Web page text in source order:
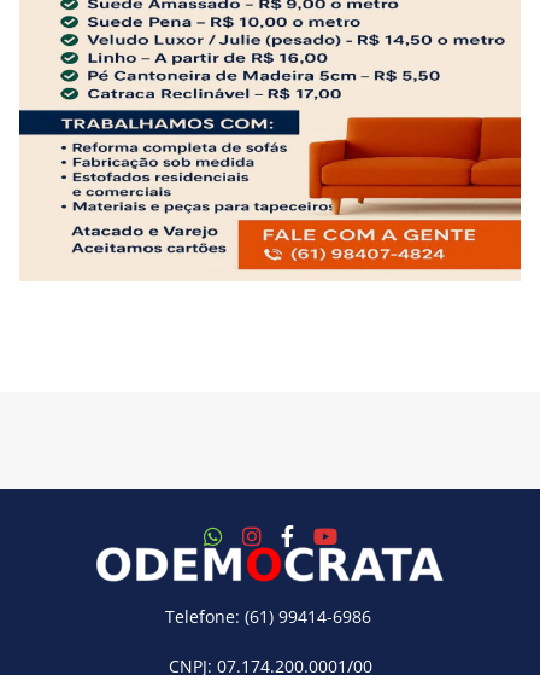
Telefone: (61) 99414-6986
CNPJ: 07.174.200.0001/00